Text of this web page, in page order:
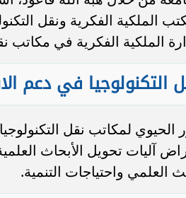
الملكية الفكرية ونقل
الملكية الفكرية في مكاتب
في دعم
الحيوي لمكاتب نقل
آليات تحويل الأبحاث
العلمي واحتياجات التنمية.